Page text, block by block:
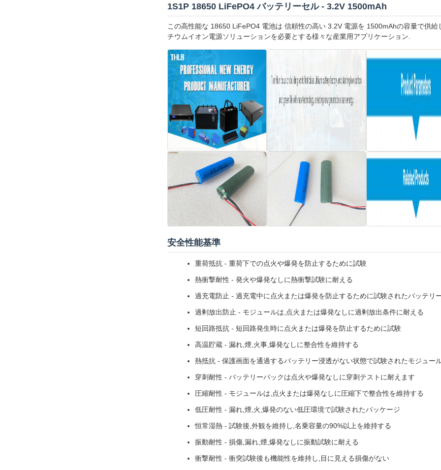
1S1P 18650 LiFePO4 バッテリーセル - 3.2V 1500mAh
この高性能な 18650 LiFePO4 電池は 信頼性の高い 3.2V 電源を 1500mAhの容量で供
チウムイオン電源ソリューションを必要とする様々な産業用アプリケーション.
安全性能基準
重荷抵抗 - 重荷下での点火や爆発を防止するために試験
熱衝撃耐性 - 発火や爆発なしに熱衝撃試験に耐える
過充電防止 - 過充電中に点火または爆発を防止するために試験されたバッテリ
過剰放出防止 - モジュールは,点火または爆発なしに過剰放出条件に耐える
短回路抵抗 - 短回路発生時に点火または爆発を防止するために試験
高温貯蔵 - 漏れ,煙,火事,爆発なしに整合性を維持する
熱抵抗 - 保護画面を通過するバッテリー浸透がない状態で試験されたモジュー
穿刺耐性 - バッテリーパックは点火や爆発なしに穿刺テストに耐えます
圧縮耐性 - モジュールは,点火または爆発なしに圧縮下で整合性を維持する
低圧耐性 - 漏れ,煙,火,爆発のない低圧環境で試験されたパッケージ
恒常湿熱 - 試験後,外観を維持し,名乗容量の90%以上を維持する
振動耐性 - 損傷,漏れ,煙,爆発なしに振動試験に耐える
衝撃耐性 - 衝突試験後も機能性を維持し,目に見える損傷がない